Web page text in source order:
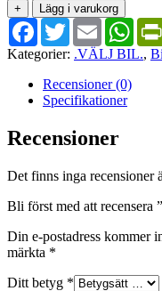
+ Lägg i varukorg
Facebook
TwitterEmail
Kategorier: .VÄLJ BIL.,
Recensioner (0)
Specifikationer
Recensioner
Det finns inga recensioner
Bli först med att recensera
Din e-postadress kommer
märkta *
Ditt betyg *